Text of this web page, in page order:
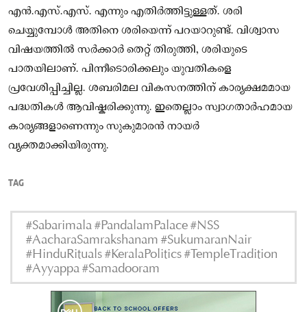
എൻ.എസ്.എസ്. എന്നും എതിർത്തിട്ടുള്ളത്. ശരി
ചെയ്യുമ്പോൾ അതിനെ ശരിയെന്ന് പറയാറുണ്ട്. വിശ്വാസ
വിഷയത്തിൽ സർക്കാർ തെറ്റ് തിരുത്തി, ശരിയുടെ
പാതയിലാണ്. പിന്നീടൊരിക്കലും യുവതികളെ
പ്രവേശിപ്പിച്ചില്ല. ശബരിമല വികസനത്തിന് കാര്യക്ഷമമായ
പദ്ധതികൾ ആവിഷ്കരിക്കുന്നു. ഇതെല്ലാം സ്വാഗതാർഹമായ
കാര്യങ്ങളാണെന്നും സുകുമാരൻ നായർ
വ്യക്തമാക്കിയിരുന്നു.
TAG
#Sabarimala #PandalamPalace #NSS
#AacharaSamrakshanam #SukumaranNair
#HinduRituals #KeralaPolitics #TempleTradition
#Ayyappa #Samadooram